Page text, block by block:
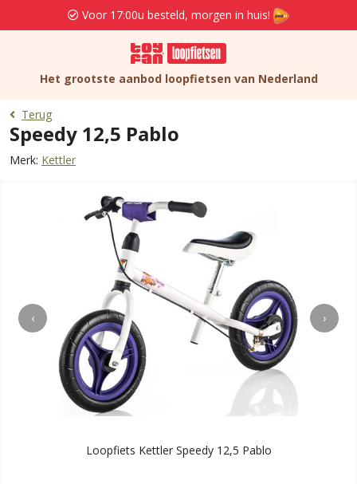
Voor 17:00u besteld, morgen in huis!
Het grootste aanbod loopfietsen van Nederland
Terug
Speedy 12,5 Pablo
Merk: Kettler
‹ ›
Loopfiets Kettler Speedy 12,5 Pablo